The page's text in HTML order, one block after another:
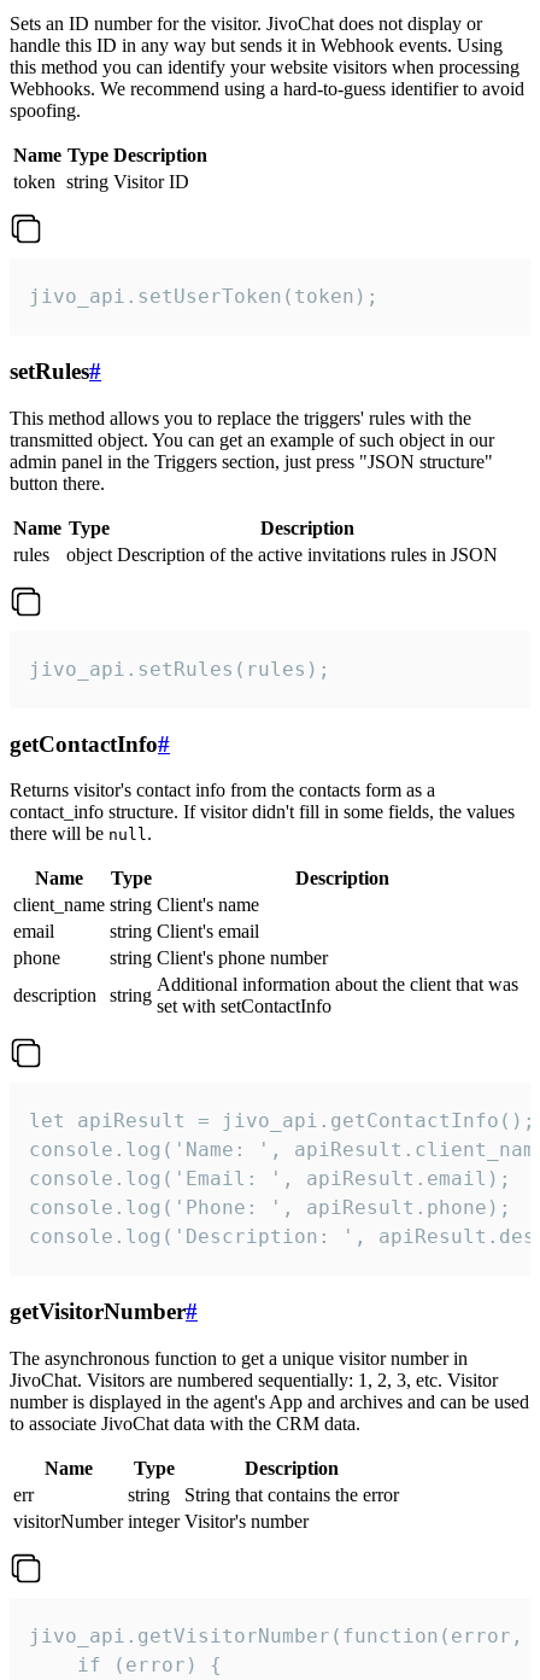
Sets an ID number for the visitor. JivoChat does not display or
handle this ID in any way but sends it in Webhook events. Using
this method you can identify your website visitors when processing
Webhooks. We recommend using a hard-to-guess identifier to avoid
spoofing.
Name Type Description
token string Visitor ID
jivo_api.setUserToken(token);
setRules#
This method allows you to replace the triggers' rules with the
transmitted object. You can get an example of such object in our
admin panel in the Triggers section, just press "JSON structure"
button there.
Name Type
Description
rules
object Description of the active invitations rules in JSON
jivo_api.setRules(rules);
getContactInfo#
Returns visitor's contact info from the contacts form as a
contact_info structure. If visitor didn't fill in some fields, the values
there will be null.
Name Type
Description
client_name string Client's name
email
string Client's email
phone
string Client's phone number
description
string
Additional information about the client that was
set with setContactInfo
let apiResult = jivo_api.getContactInfo();
console.log('Name: ',
console.log('Email: ', apiResult.email);
console.log('Phone: ', apiResult.phone);
console.log('Description: ',
getVisitorNumber#
The asynchronous function to get a unique visitor number in
JivoChat. Visitors are numbered sequentially: 1, 2, 3, etc. Visitor
number is displayed in the agent's App and archives and can be used
to associate JivoChat data with the CRM data.
Name Type
Description
err
string
String that contains the error
visitorNumber integer Visitor's number
jivo_api.getVisitorNumber(function(error,
    if (error) {